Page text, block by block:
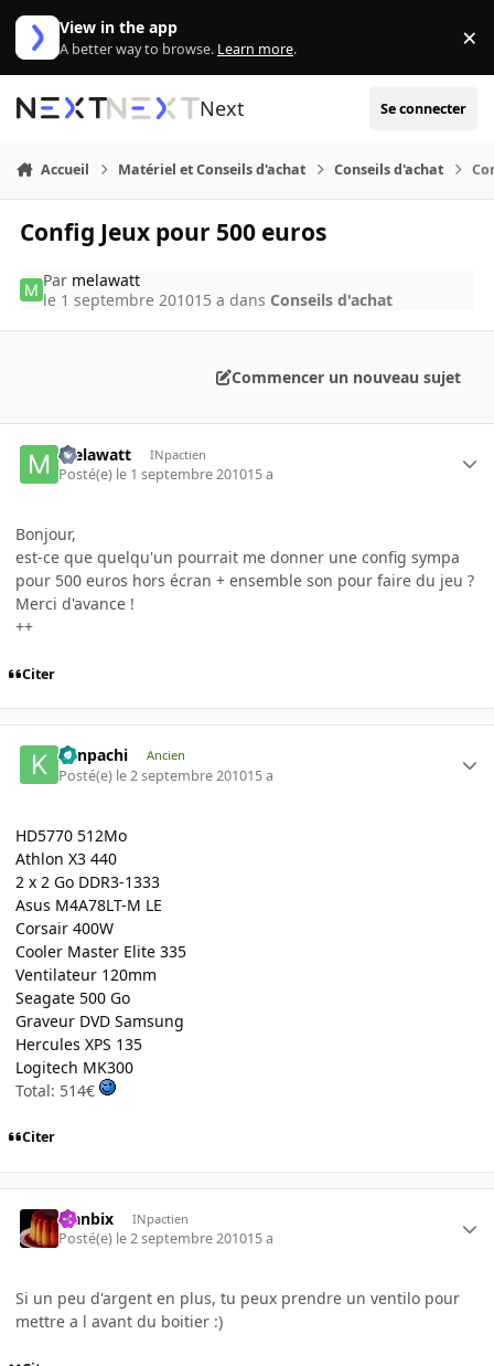
Aller au contenu
View in the app
A better way to browse. Learn more. ×
Next Se connecter
Accueil Matériel et Conseils d'achat Conseils d'achat
Config Jeux pour 500 euros
Par melawatt
le 1 septembre 201015 a dans Conseils d'achat
Commencer un nouveau sujet
melawatt INpactien
Posté(e) le 1 septembre 201015 a
Bonjour,
est-ce que quelqu'un pourrait me donner une config sympa
pour 500 euros hors écran + ensemble son pour faire du jeu ?
Merci d'avance !
++
Citer
Kenpachi Ancien
Posté(e) le 2 septembre 201015 a
HD5770 512Mo
Athlon X3 440
2 x 2 Go DDR3-1333
Asus M4A78LT-M LE
Corsair 400W
Cooler Master Elite 335
Ventilateur 120mm
Seagate 500 Go
Graveur DVD Samsung
Hercules XPS 135
Logitech MK300
Total: 514€
Citer
Flanbix INpactien
Posté(e) le 2 septembre 201015 a
Si un peu d'argent en plus, tu peux prendre un ventilo pour
mettre a l avant du boitier :)